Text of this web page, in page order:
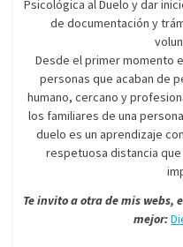
Psicológica al Duelo y dar
de documentación y
Desde el primer momento
personas que acaban de
humano, cercano y
los familiares de una
duelo es un aprendizaje
respetuosa distancia
Te invito a otra de mis webs,
mejor: